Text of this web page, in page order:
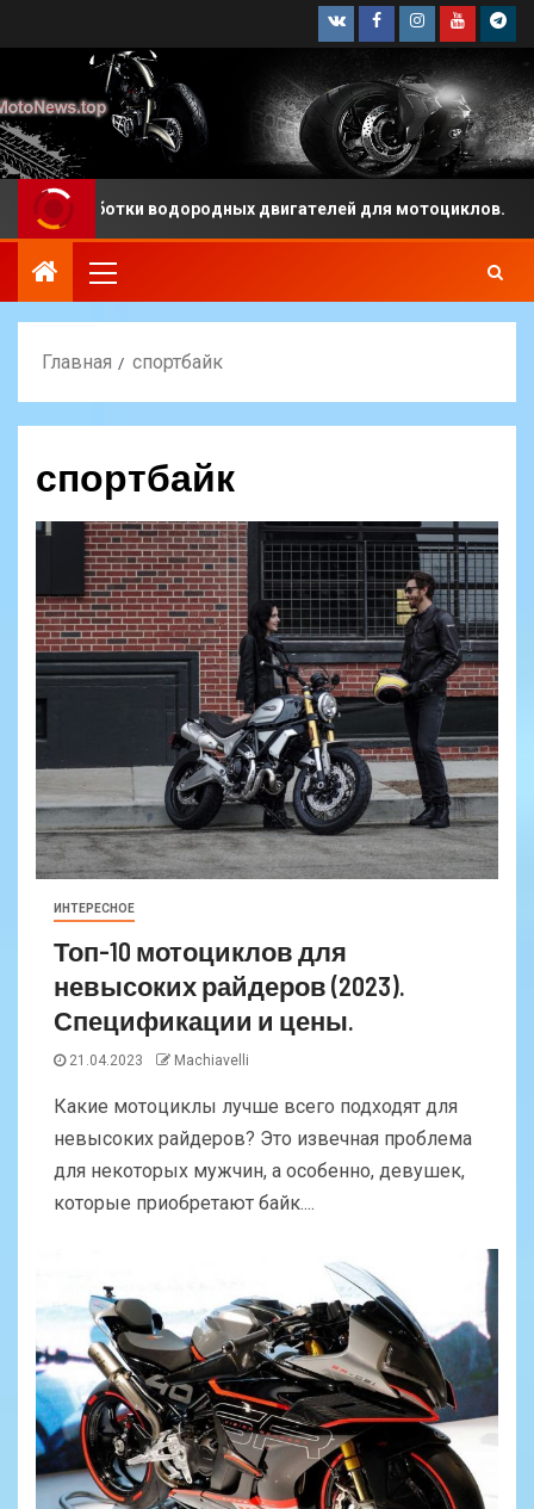
водородных двигателей для мотоциклов. Какая
Главная спортбайк
спортбайк
ИНТЕРЕСНОЕ
Топ-10 мотоциклов для
невысоких райдеров (2023).
Спецификации и цены.
21.04.2023 Machiavelli
Какие мотоциклы лучше всего подходят для
невысоких райдеров? Это извечная проблема
для некоторых мужчин, а особенно, девушек,
которые приобретают байк....